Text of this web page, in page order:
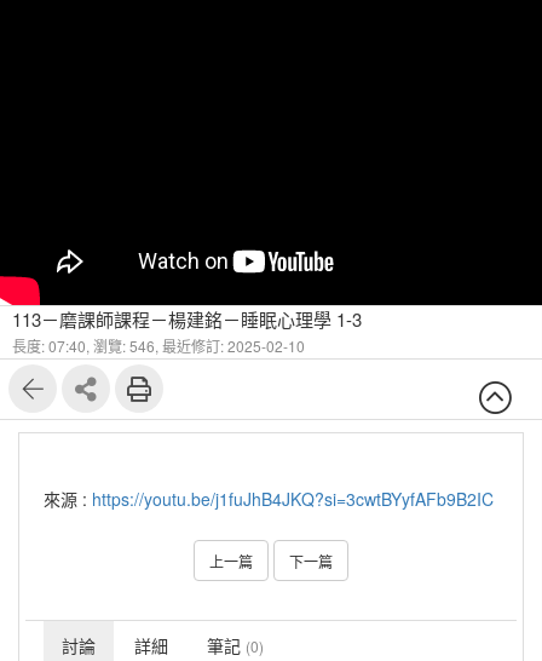
113－磨課師課程－楊建銘－睡眠心理學 1-3
長度: 07:40, 瀏覽: 546, 最近修訂: 2025-02-10
來源 : https://youtu.be/j1fuJhB4JKQ?si=3cwtBYyfAFb9B2IC
上一篇 下一篇
討論 詳細 筆記 (0)